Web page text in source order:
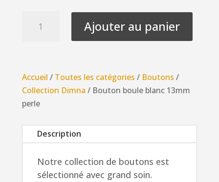
13mm
perle
Ajouter au panier
Accueil / Toutes les catégories / Boutons /
Collection Dimna / Bouton boule blanc 13mm
perle
Description
Notre collection de boutons est
sélectionné avec grand soin.